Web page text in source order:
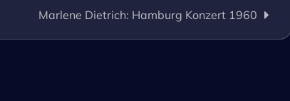
Rock‘n
Marlene Dietrich: Hamburg Konzert 1960